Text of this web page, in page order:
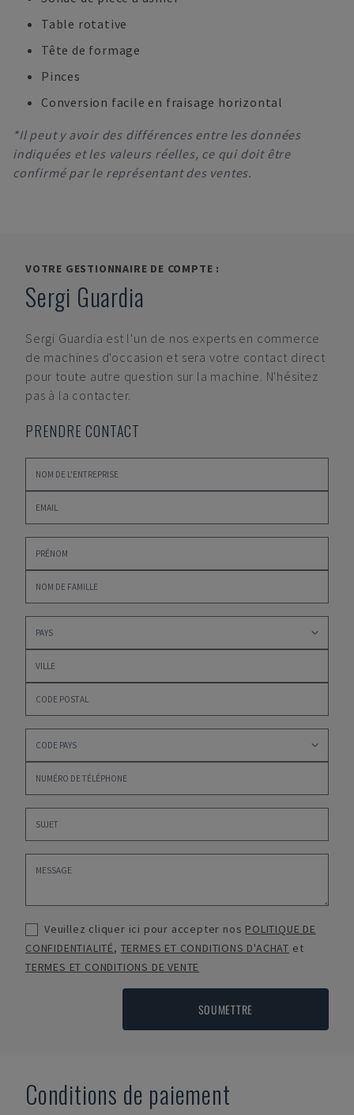
Table rotative
Tête de formage
Pinces
Conversion facile en fraisage horizontal
*Il peut y avoir des différences entre les données
indiquées et les valeurs réelles, ce qui doit être
confirmé par le représentant des ventes.
VOTRE GESTIONNAIRE DE COMPTE :
Sergi Guardia
Sergi Guardia est l'un de nos experts en commerce
de machines d'occasion et sera votre contact direct
pour toute autre question sur la machine. N'hésitez
pas à la contacter.
PRENDRE CONTACT
Veuillez cliquer ici pour accepter nos POLITIQUE DE
CONFIDENTIALITÉ, TERMES ET CONDITIONS D'ACHAT et
TERMES ET CONDITIONS DE VENTE
SOUMETTRE
Conditions de paiement